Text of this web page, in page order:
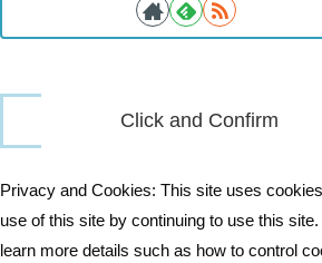
Privacy and Cookies: This site uses
use of this site by continuing to use this
learn more details such as how to control